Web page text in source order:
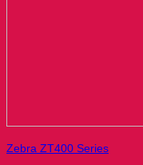
Zebra ZT400 Series